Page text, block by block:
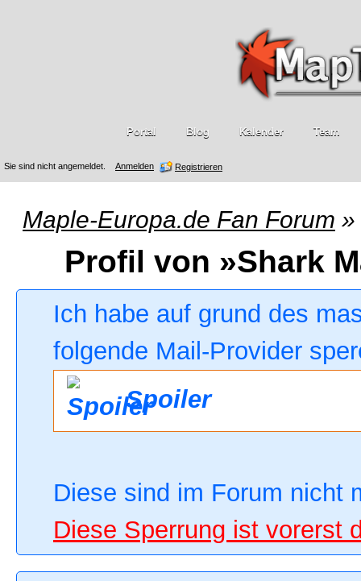
Sie sind nicht angemeldet. Anmelden Registrieren
Portal Blog Kalender Team
Maple-Europa.de Fan Forum »
Profil von »Shark
Ich habe auf grund des
folgende Mail-Provider
Spoiler
Diese sind im Forum nicht
Diese Sperrung ist vorerst